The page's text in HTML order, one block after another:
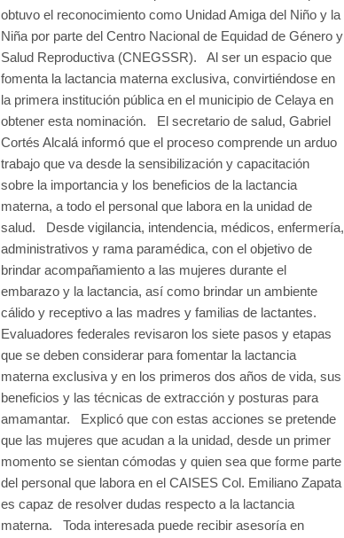
obtuvo el reconocimiento como Unidad Amiga del Niño y la
Niña por parte del Centro Nacional de Equidad de Género y
Salud Reproductiva (CNEGSSR). Al ser un espacio que
fomenta la lactancia materna exclusiva, convirtiéndose en
la primera institución pública en el municipio de Celaya en
obtener esta nominación. El secretario de salud, Gabriel
Cortés Alcalá informó que el proceso comprende un arduo
trabajo que va desde la sensibilización y capacitación
sobre la importancia y los beneficios de la lactancia
materna, a todo el personal que labora en la unidad de
salud. Desde vigilancia, intendencia, médicos, enfermería,
administrativos y rama paramédica, con el objetivo de
brindar acompañamiento a las mujeres durante el
embarazo y la lactancia, así como brindar un ambiente
cálido y receptivo a las madres y familias de lactantes.
Evaluadores federales revisaron los siete pasos y etapas
que se deben considerar para fomentar la lactancia
materna exclusiva y en los primeros dos años de vida, sus
beneficios y las técnicas de extracción y posturas para
amamantar. Explicó que con estas acciones se pretende
que las mujeres que acudan a la unidad, desde un primer
momento se sientan cómodas y quien sea que forme parte
del personal que labora en el CAISES Col. Emiliano Zapata
es capaz de resolver dudas respecto a la lactancia
materna. Toda interesada puede recibir asesoría en